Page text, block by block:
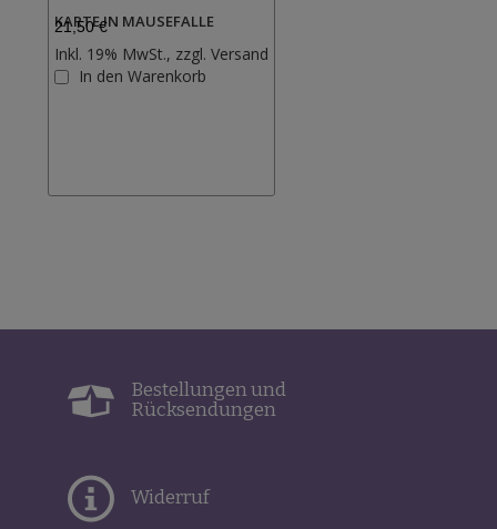
KARTE IN MAUSEFALLE
21,50 €
Inkl. 19% MwSt., zzgl. Versand
In den Warenkorb
Bestellungen und
Rücksendungen
Widerruf